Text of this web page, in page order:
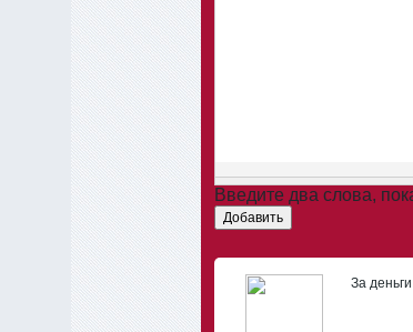
Введите два слова,
Добавить
За